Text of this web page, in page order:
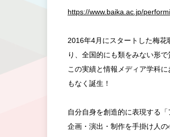
https://www.baika.ac.jp/
2016年4月にスタートした梅花
り、全国的にも類をみない形
この実績と情報メディア学科
もなく誕生！
自分自身を創造的に表現する「
企画・演出・制作を手掛け人の